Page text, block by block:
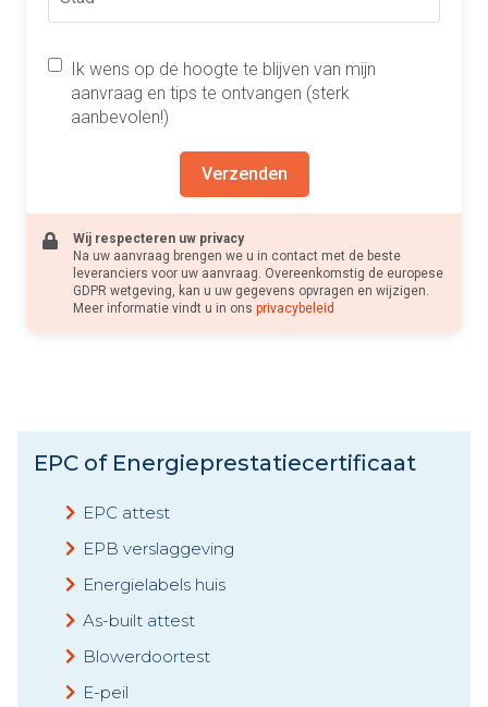
Ik wens op de hoogte te blijven van mijn
aanvraag en tips te ontvangen (sterk
aanbevolen!)
Verzenden
Wij respecteren uw privacy
Na uw aanvraag brengen we u in contact met de beste
leveranciers voor uw aanvraag. Overeenkomstig de europese
GDPR wetgeving, kan u uw gegevens opvragen en wijzigen.
Meer informatie vindt u in ons privacybeleid
EPC of Energieprestatiecertificaat
EPC attest
EPB verslaggeving
Energielabels huis
As-built attest
Blowerdoortest
E-peil